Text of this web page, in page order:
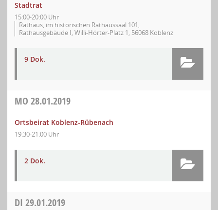
Stadtrat
15:00-20:00 Uhr
Rathaus, im historischen Rathaussaal 101,
Rathausgebäude I, Willi-Hörter-Platz 1, 56068 Koblenz
9 Dok.
MO 28.01.2019
Ortsbeirat Koblenz-Rübenach
19:30-21:00 Uhr
2 Dok.
DI 29.01.2019